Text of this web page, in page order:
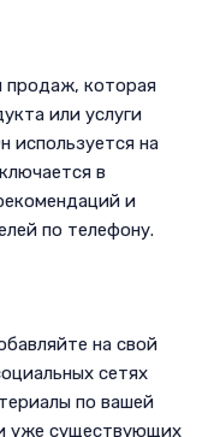
продаж, которая
или услуги
используется на
в
и
по телефону.
на свой
сетях
по вашей
уже существующих